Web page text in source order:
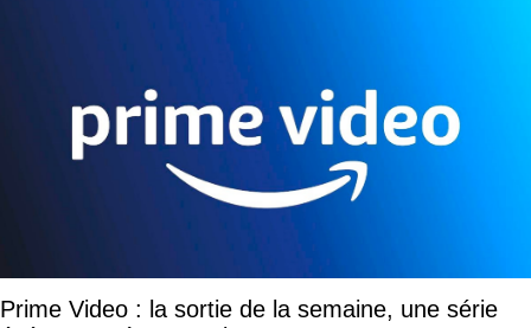
Prime Video : la sortie de la semaine, une série